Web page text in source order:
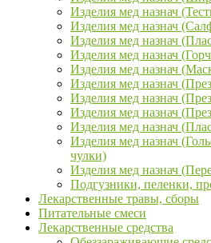
Изделия мед назнач
Изделия мед назнач
Изделия мед назнач
Изделия мед назнач
Изделия мед назнач
Изделия мед назнач
Изделия мед назнач
Изделия мед назнач
Изделия мед назнач
Изделия мед назнач
чулки)
Изделия мед назнач
Подгузники, пеленки,
Лекарственные травы, сборы
Питательные смеси
Лекарственные средства